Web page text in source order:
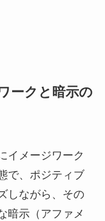
ークと暗示の
イメージワーク
で、ポジティブ
しながら、その
暗示（アファメ